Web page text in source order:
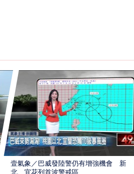
壹氣象／巴威發陸警仍有增強機會 新
北、宜花列首波警戒區